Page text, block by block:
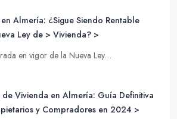
Almería: ¿Sigue Siendo Rentable
Ley de > Vivienda? >
en vigor de la Nueva Ley…
de Vivienda en Almería: Guía Definitiva
y Compradores en 2024 >